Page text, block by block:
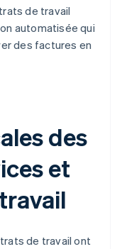
de travail
automatisée qui
des factures en
des
et
de travail ont